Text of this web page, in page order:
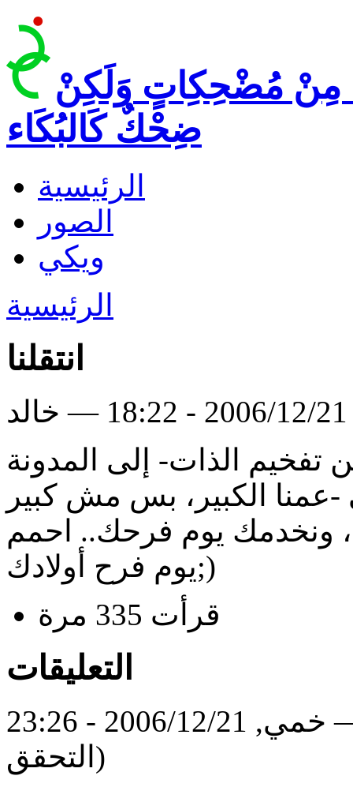
مِنْ مُضْحِكِاتٍ وَلَكِنْ
ضِحْكٌ كَالبُكَاء
الرئيسية
الصور
ويكي
الرئيسية
انتقلنا
تفخيم الذات- إلى المدونة
-عمنا الكبير، بس مش كبير
ونخدمك يوم فرحك.. احمم
يوم فرح أولادك;)
قرأت 335 مرة
التعليقات
خمي, 2006/12/21 - 23:26 — Mostafa Muhammad (لم يتم
التحقق)